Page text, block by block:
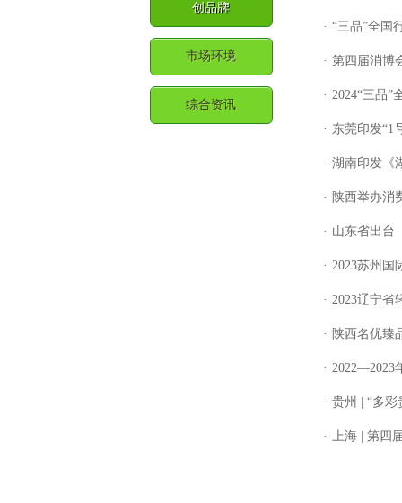
创品牌
市场环境
综合资讯
· “三品”全国
· 第四届消博
· 2024“三品”
· 东莞印发“1
· 湖南印发《
· 陕西举办消
· 山东省出台
· 2023苏州国
· 2023辽宁省
· 陕西名优臻
· 2022—2023
· 贵州 | “多
· 上海 | 第四